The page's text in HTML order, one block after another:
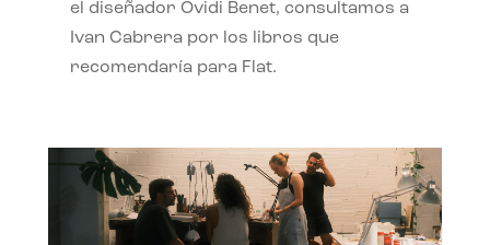
el diseñador Ovidi Benet, consultamos a
Ivan Cabrera por los libros que
recomendaría para Flat.